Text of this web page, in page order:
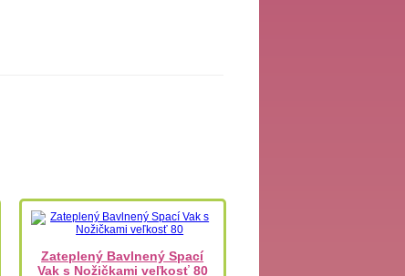
Zateplený Bavlnený Spací
Vak s Nožičkami veľkosť 80